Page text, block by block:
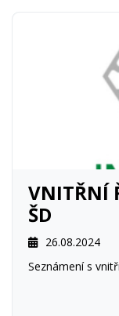
VNITŘNÍ
ŠD
26.08.2024
Seznámení s